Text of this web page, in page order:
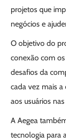
projetos que
negócios e
O objetivo do
conexão com
desafios da
cada vez mais
aos usuários
A Aegea
tecnologia para